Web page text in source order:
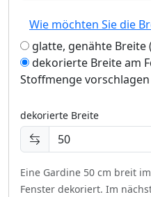
Wie möchten Sie die
glatte, genähte Breite
dekorierte Breite am
Stoffmenge vorschlagen
dekorierte Breite
Eine Gardine 50 cm breit
Fenster dekoriert. Im